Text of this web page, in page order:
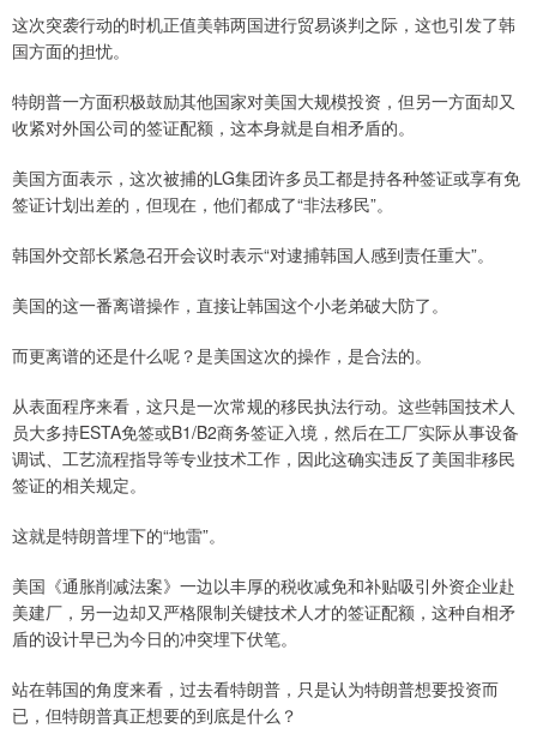
这次突袭行动的时机正值美韩两国进行贸易谈判之际，这也引发了韩
国方面的担忧。
特朗普一方面积极鼓励其他国家对美国大规模投资，但另一方面却又
收紧对外国公司的签证配额，这本身就是自相矛盾的。
美国方面表示，这次被捕的LG集团许多员工都是持各种签证或享有免
签证计划出差的，但现在，他们都成了“非法移民”。
韩国外交部长紧急召开会议时表示“对逮捕韩国人感到责任重大”。
美国的这一番离谱操作，直接让韩国这个小老弟破大防了。
而更离谱的还是什么呢？是美国这次的操作，是合法的。
从表面程序来看，这只是一次常规的移民执法行动。这些韩国技术人
员大多持ESTA免签或B1/B2商务签证入境，然后在工厂实际从事设备
调试、工艺流程指导等专业技术工作，因此这确实违反了美国非移民
签证的相关规定。
这就是特朗普埋下的“地雷”。
美国《通胀削减法案》一边以丰厚的税收减免和补贴吸引外资企业赴
美建厂，另一边却又严格限制关键技术人才的签证配额，这种自相矛
盾的设计早已为今日的冲突埋下伏笔。
站在韩国的角度来看，过去看特朗普，只是认为特朗普想要投资而
已，但特朗普真正想要的到底是什么？